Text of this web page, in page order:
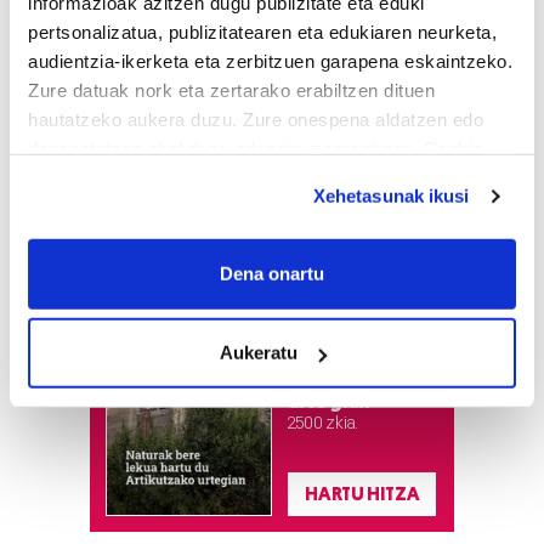
pertsonalizatua, publizitatearen eta edukiaren neurketa,
audientzia-ikerketa eta zerbitzuen garapena eskaintzeko.
Zure datuak nork eta zertarako erabiltzen dituen
hautatzeko aukera duzu. Zure onespena aldatzen edo
If you allow, we would also like to:
Collect information about your geographical
Identify your device by actively scanning it for
specific characteristics (fingerprinting)
Find out more about how your personal data is processed
and set your preferences in the
Guk eta gure bazkideek zure datu pertsonalak
prozesatzen ditugu, zure IP zenbakia, besteak beste,
Xehetasunak ikusi
Dena onartu
Aukeratu
Naturak bere
lekua hartu du
2.500 zkia.
HARTU HITZA